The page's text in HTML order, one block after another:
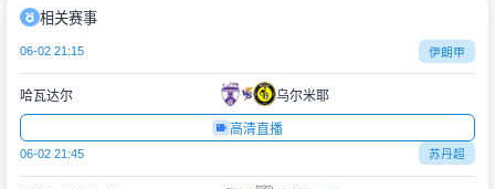
相关赛事
06-02 21:15 伊朗甲
哈瓦达尔 乌尔米耶
高清直播
06-02 21:45 苏丹超